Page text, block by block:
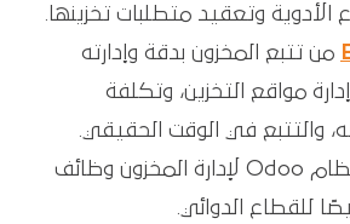
الأدوية وتعقيد متطلبات تخزينها.
من تتبع المخزون بدقة وإدارته
مواقع التخزين، وتكلفة
والتتبع في الوقت الحقيقي.
وتوفر حلول مثل نظام Odoo لإدارة المخزون وظائف
للقطاع الدوائي.